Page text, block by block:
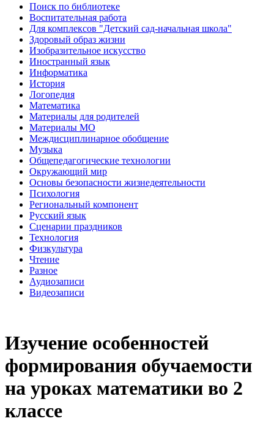
Поиск по библиотеке
Воспитательная работа
Для комплексов "Детский сад-начальная школа"
Здоровый образ жизни
Изобразительное искусство
Иностранный язык
Информатика
История
Логопедия
Математика
Материалы для родителей
Материалы МО
Междисциплинарное обобщение
Музыка
Общепедагогические технологии
Окружающий мир
Основы безопасности жизнедеятельности
Психология
Региональный компонент
Русский язык
Сценарии праздников
Технология
Физкультура
Чтение
Разное
Аудиозаписи
Видеозаписи
Изучение особенностей
формирования обучаемости
на уроках математики во 2
классе